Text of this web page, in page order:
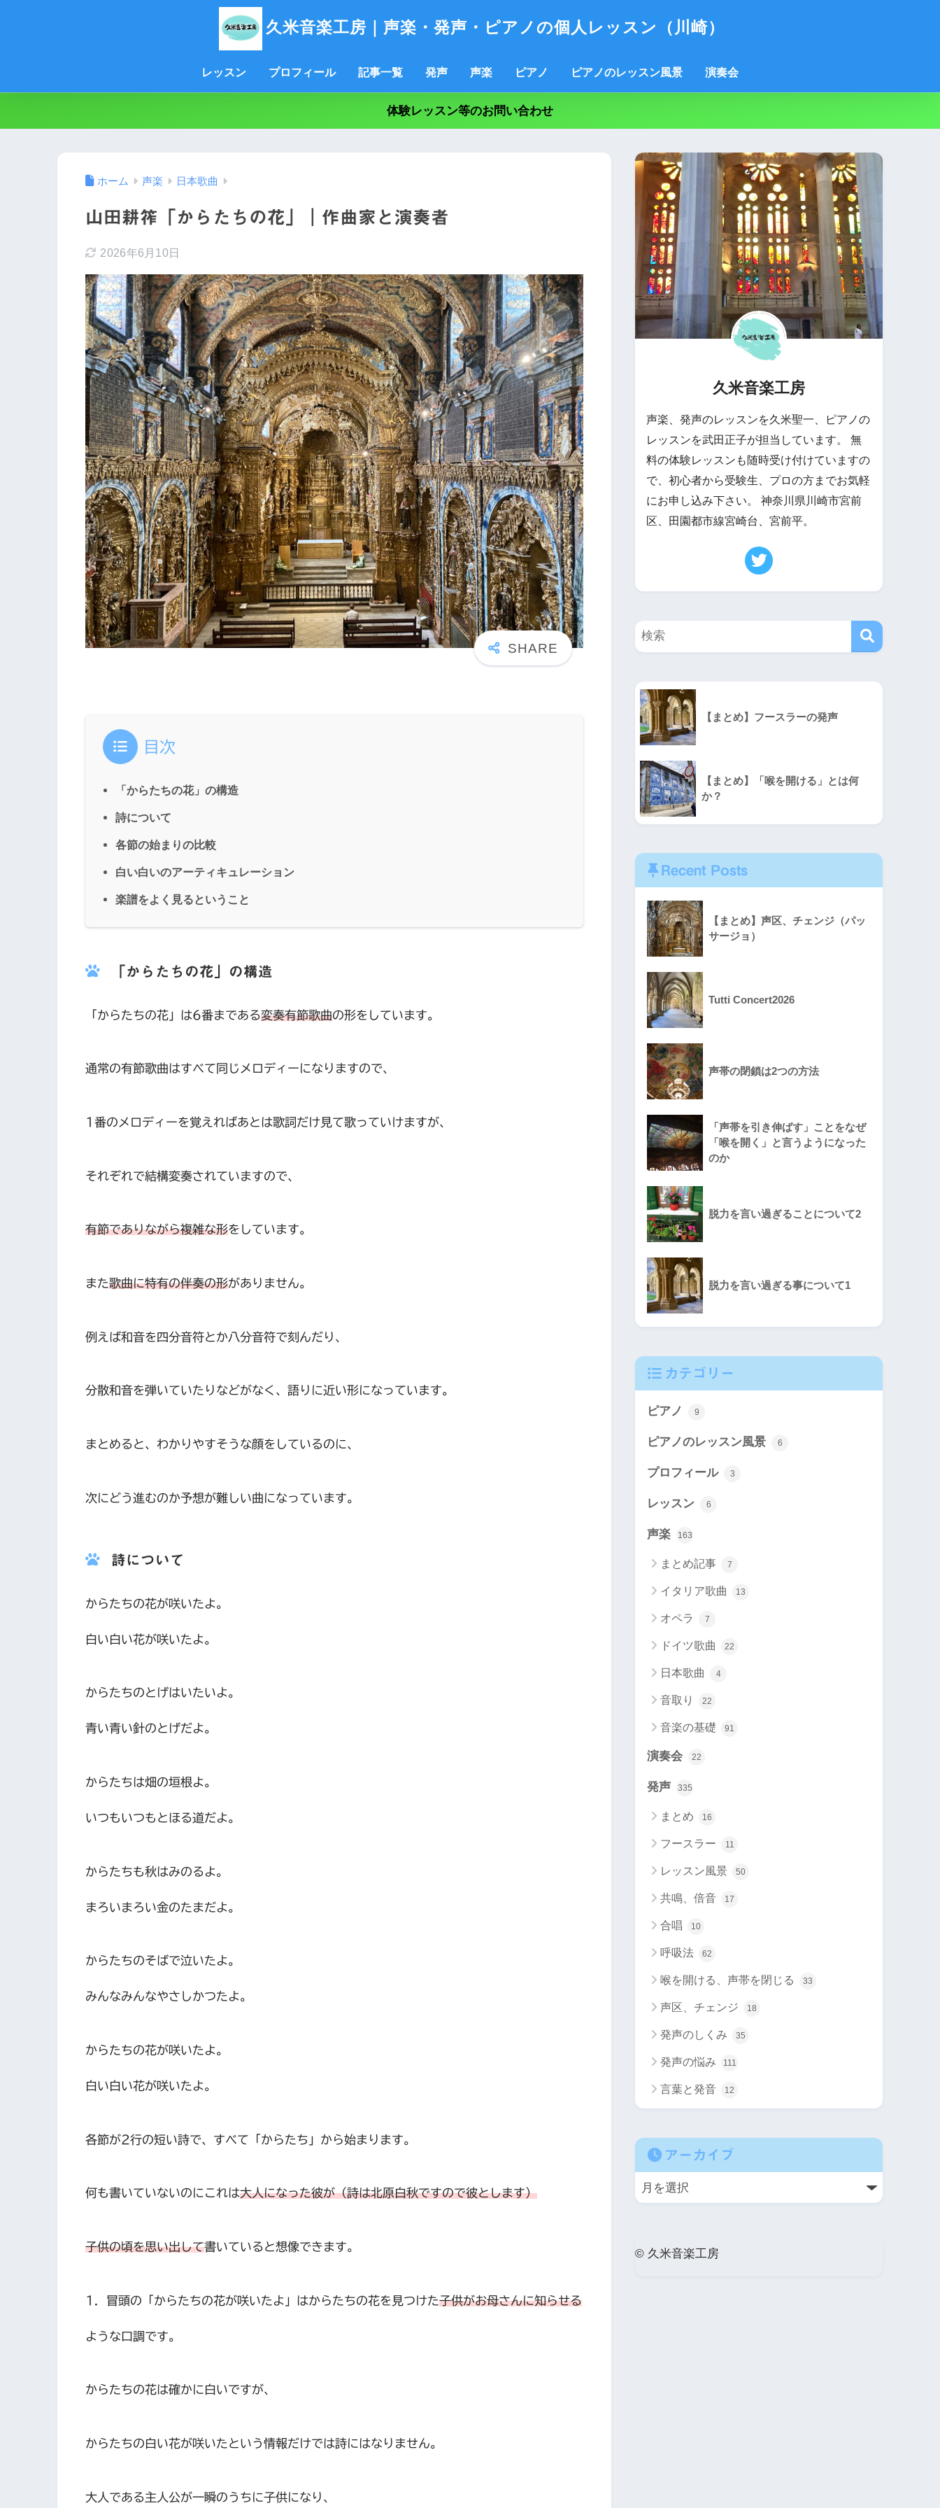
久米音楽工房｜声楽・発声・ピアノの個人レッスン（川崎）
レッスン プロフィール 記事一覧 発声 声楽 ピアノ ピアノのレッスン風景 演奏会
体験レッスン等のお問い合わせ
ホーム 声楽 日本歌曲
山田耕筰「からたちの花」｜作曲家と演奏者
2026年6月10日
目次
「からたちの花」の構造
詩について
各節の始まりの比較
白い白いのアーティキュレーション
楽譜をよく見るということ
「からたちの花」の構造
「からたちの花」は6番まである変奏有節歌曲の形をしています。
通常の有節歌曲はすべて同じメロディーになりますので、
1番のメロディーを覚えればあとは歌詞だけ見て歌っていけますが、
それぞれで結構変奏されていますので、
有節でありながら複雑な形をしています。
また歌曲に特有の伴奏の形がありません。
例えば和音を四分音符とか八分音符で刻んだり、
分散和音を弾いていたりなどがなく、語りに近い形になっています。
まとめると、わかりやすそうな顔をしているのに、
次にどう進むのか予想が難しい曲になっています。
詩について
からたちの花が咲いたよ。
白い白い花が咲いたよ。
からたちのとげはいたいよ。
青い青い針のとげだよ。
からたちは畑の垣根よ。
いつもいつもとほる道だよ。
からたちも秋はみのるよ。
まろいまろい金のたまだよ。
からたちのそばで泣いたよ。
みんなみんなやさしかつたよ。
からたちの花が咲いたよ。
白い白い花が咲いたよ。
各節が2行の短い詩で、すべて「からたち」から始まります。
何も書いていないのにこれは大人になった彼が（詩は北原白秋ですので彼とします）
子供の頃を思い出して書いていると想像できます。
1．冒頭の「からたちの花が咲いたよ」はからたちの花を見つけた子供がお母さんに知らせる
ような口調です。
からたちの花は確かに白いですが、
からたちの白い花が咲いたという情報だけでは詩にはなりません。
大人である主人公が一瞬のうちに子供になり、
久米音楽工房
声楽、発声のレッスンを久米聖一、ピアノの
レッスンを武田正子が担当しています。 無
料の体験レッスンも随時受け付けていますの
で、初心者から受験生、プロの方までお気軽
にお申し込み下さい。 神奈川県川崎市宮前
区、田園都市線宮崎台、宮前平。
【まとめ】フースラーの発声
【まとめ】「喉を開ける」とは何
か？
Recent Posts
【まとめ】声区、チェンジ（パッ
サージョ）
Tutti Concert2026
声帯の閉鎖は2つの方法
「声帯を引き伸ばす」ことをなぜ
「喉を開く」と言うようになった
のか
脱力を言い過ぎることについて2
脱力を言い過ぎる事について1
カテゴリー
ピアノ 9
ピアノのレッスン風景 6
プロフィール 3
レッスン 6
声楽 163
まとめ記事 7
イタリア歌曲 13
オペラ 7
ドイツ歌曲 22
日本歌曲 4
音取り 22
音楽の基礎 91
演奏会 22
発声 335
まとめ 16
フースラー 11
レッスン風景 50
共鳴、倍音 17
合唱 10
呼吸法 62
喉を開ける、声帯を閉じる 33
声区、チェンジ 18
発声のしくみ 35
発声の悩み 111
言葉と発音 12
アーカイブ
© 久米音楽工房